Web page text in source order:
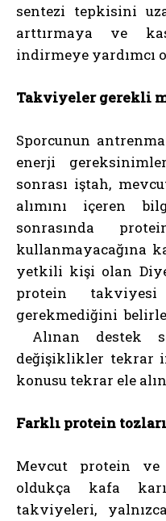
sentezi tepkisini
arttırmaya ve
indirmeye yardımcı
Takviyeler gerekli
Sporcunun
enerji
sonrası iştah,
alımını içeren
sonrasında
kullanmayacağına
yetkili kişi olan
protein takviyesi
gerekmediğini
Alınan destek
değişiklikler tekrar
konusu tekrar ele
Farklı protein
Mevcut protein
oldukça kafa
takviyeleri,